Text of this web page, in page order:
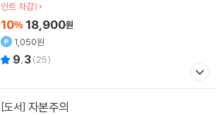
인트 차감)
10% 18,900원
1,050원
9.3(25)
[도서] 자본주의